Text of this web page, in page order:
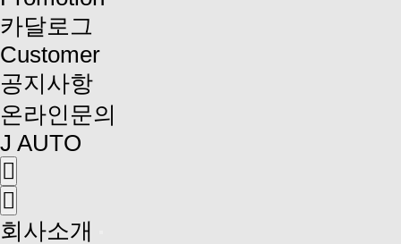
카달로그
Customer
공지사항
온라인문의
J AUTO
회사소개